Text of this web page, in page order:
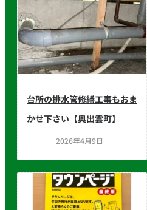
台所の排水管修繕工事もおま
かせ下さい【奥出雲町】
2026年4月9日